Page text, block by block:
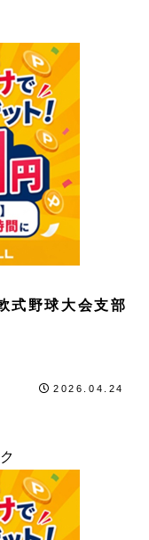
式野球大会支部
2026.04.24